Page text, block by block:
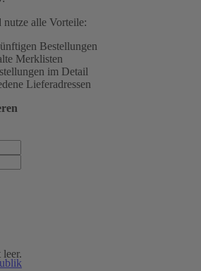
nutze alle Vorteile:
Bestellungen
Merklisten
im Detail
Lieferadressen